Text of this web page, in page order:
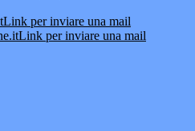
Link per inviare una mail
Link per inviare una mail